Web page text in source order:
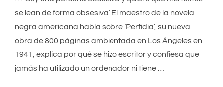
se lean de forma obsesiva’ El maestro de la novela
negra americana habla sobre ‘Perfidia’, su nueva
obra de 800 páginas ambientada en Los Ángeles en
1941, explica por qué se hizo escritor y confiesa que
jamás ha utilizado un ordenador ni tiene …